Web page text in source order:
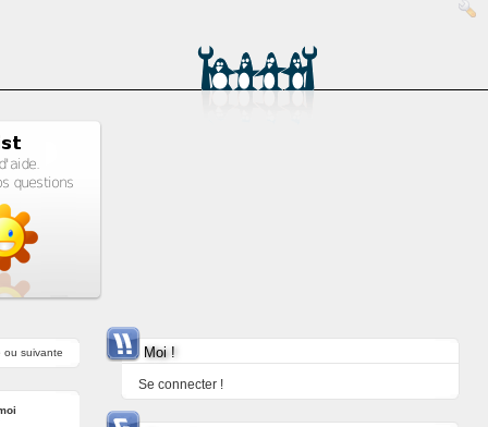
ou suivante Moi !
Se connecter !